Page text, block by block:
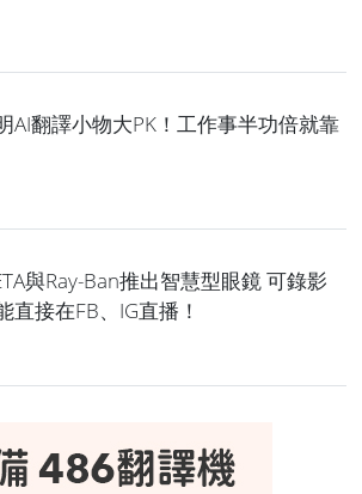
AI翻譯小物大PK！工作事半功倍就靠
與Ray-Ban推出智慧型眼鏡 可錄影
直接在FB、IG直播！